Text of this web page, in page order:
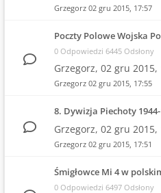
Grzegorz 02 gru 2015, 17:57
Poczty Polowe Wojska
0 Odpowiedzi 6445 Odsłony
Grzegorz, 02 gru 2015,
Grzegorz 02 gru 2015, 17:55
8. Dywizja Piechoty
Grzegorz, 02 gru 2015,
Grzegorz 02 gru 2015, 17:51
Śmigłowce Mi 4 w
0 Odpowiedzi 6497 Odsłony